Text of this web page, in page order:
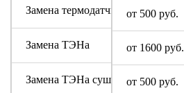
от 500 руб.
от 1600 руб.
от 500 руб.
Замена термодатчика
Замена ТЭНа
Замена ТЭНа сушки